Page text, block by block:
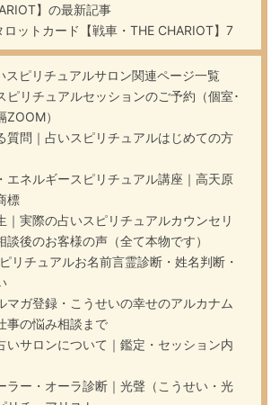
】の最新記事
ロットカード【戦車・THE CHARIOT】7
ピリチュアルサロン関連ページ一覧
ピリチュアルセッションのご予約（個室･
）
質問｜占いスピリチュアルはじめての方
エネルギースピリチュアル講座｜高天原
標
｜実際の占いスピリチュアルカウンセリ
談後のお客様の声（全て本物です）
リチュアルお名前言霊診断・姓名判断・
マガ登録・こうせいの幸せのアルカナム
事の悩み相談まで
いサロンについて｜鑑定・セッション内
ラー・オーラ診断｜光聲（こうせい・光